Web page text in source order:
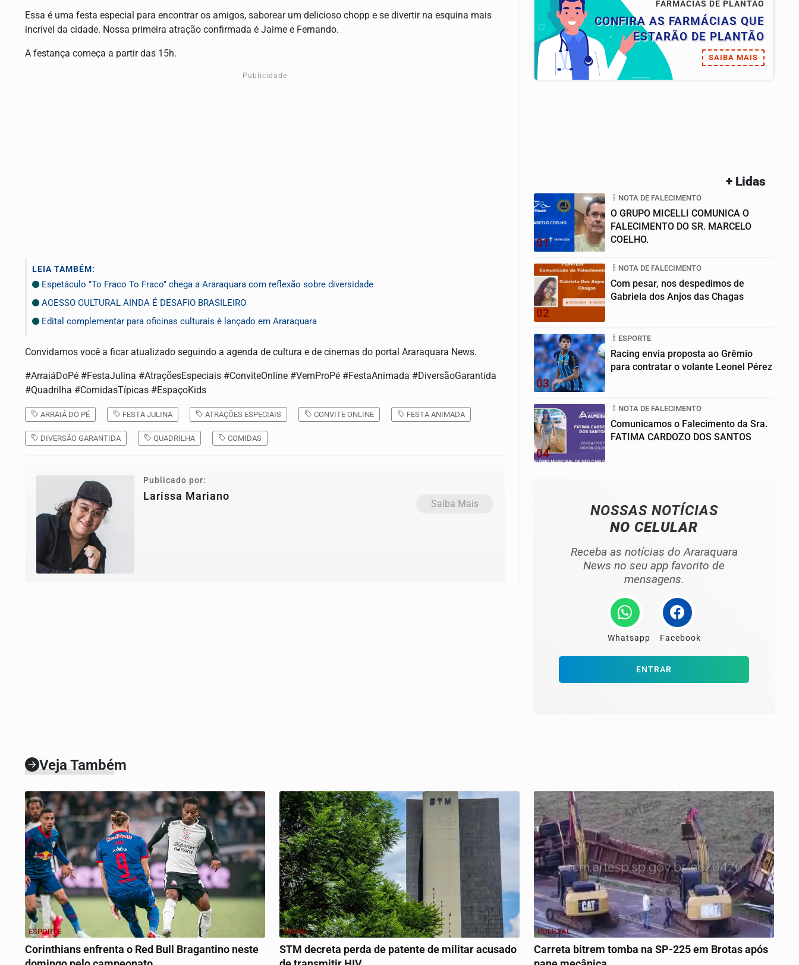
Essa é uma festa especial para encontrar os amigos, saborear um delicioso chopp e se divertir na esquina mais
incrível da cidade. Nossa primeira atração confirmada é Jaime e Fernando.
A festança começa a partir das 15h.
Publicidade
LEIA TAMBÉM:
Espetáculo "To Fraco To Fraco" chega a Araraquara com reflexão sobre diversidade
ACESSO CULTURAL AINDA É DESAFIO BRASILEIRO
Edital complementar para oficinas culturais é lançado em Araraquara
Convidamos você a ficar atualizado seguindo a agenda de cultura e de cinemas do portal Araraquara News.
#ArraiáDoPé #FestaJulina #AtraçõesEspeciais #ConviteOnline #VemProPé #FestaAnimada #DiversãoGarantida
#Quadrilha #ComidasTípicas #EspaçoKids
ARRAIÁ DO PÉ FESTA JULINA ATRAÇÕES ESPECIAIS CONVITE ONLINE FESTA ANIMADA
DIVERSÃO GARANTIDA QUADRILHA COMIDAS
Publicado por:
Larissa Mariano
Saiba Mais
FARMÁCIAS DE PLANTÃO
CONFIRA AS FARMÁCIAS QUE
ESTARÃO DE PLANTÃO
SAIBA MAIS
+ Lidas
01
NOTA DE FALECIMENTO
O GRUPO MICELLI COMUNICA O
FALECIMENTO DO SR. MARCELO
COELHO.
02
NOTA DE FALECIMENTO
Com pesar, nos despedimos de
Gabriela dos Anjos das Chagas
03
ESPORTE
Racing envia proposta ao Grêmio
para contratar o volante Leonel Pérez
04
NOTA DE FALECIMENTO
Comunicamos o Falecimento da Sra.
FATIMA CARDOZO DOS SANTOS
NOSSAS NOTÍCIAS
NO CELULAR
Receba as notícias do Araraquara
News no seu app favorito de
mensagens.
Whatsapp Facebook
ENTRAR
Veja Também
ESPORTE
Corinthians enfrenta o Red Bull Bragantino neste
BRASIL
STM decreta perda de patente de militar acusado
POLICIAL
Carreta bitrem tomba na SP-225 em Brotas após